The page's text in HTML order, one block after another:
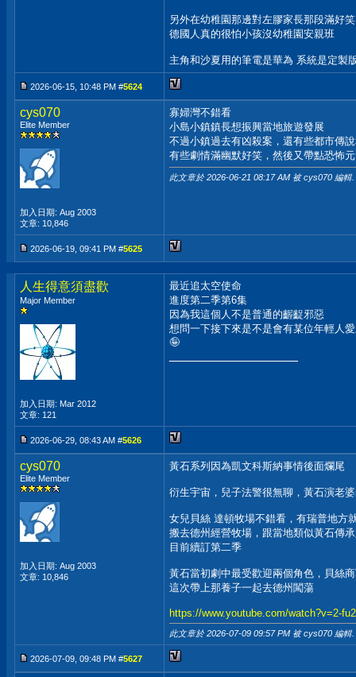
另外在幼稚園那邊對左膠家長那段滿好笑
德國人真的很怕小孩沒幼稚園安親班
主角和沙夏用的筆電是華為 系統是定製
2026-06-15, 10:48 PM #5624
cys070
Elite Member
加入日期: Aug 2003
文章: 10,846
寡婦灣不錯看
小島小鎮鎮長想振興當地旅遊發展
不過小鎮過去有凶殺案，還有些都市傳
有些劇情滿幽默好笑，然後又帶點恐怖
此文章於 2026-06-21 08:17 AM 被 cys070 編輯.
2026-06-19, 09:41 PM #5625
人生得意須盡歡
Major Member
加入日期: Mar 2012
文章: 121
最近追太空使命
進度第二季第6集
因為我這個人不是普通的齷齪邪惡
想問一下接下來是不是會有某位年輕人
🤪
2026-06-29, 08:43 AM #5626
cys070
Elite Member
加入日期: Aug 2003
文章: 10,846
黃石系列因為凱文科斯納事情後面爛尾
衍生宇宙，兒子法警很無聊，黃石演老
女兒貝絲 達頓牧場不錯看，有瑞普地方
搬去德州經營牧場，跟當地類似黃石傳
目前續訂第二季
黃石當初劇中最受歡迎兩個角色，貝絲
這次帶上那養子一起去德州闖蕩
https://www.youtube.com/watch?v=2-
此文章於 2026-07-09 09:57 PM 被 cys070 編輯.
2026-07-09, 09:48 PM #5627